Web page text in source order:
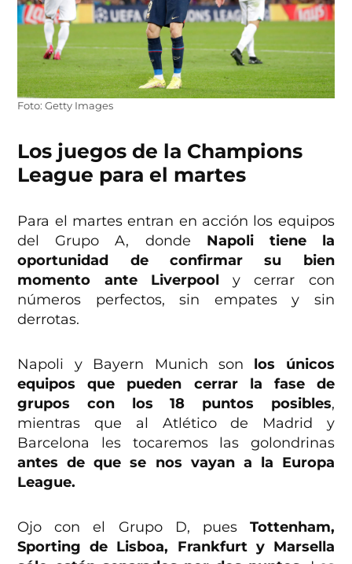
Foto: Getty Images
Los juegos de la Champions
League para el martes
Para el martes entran en acción los equipos
del Grupo A, donde Napoli tiene la
oportunidad de confirmar su bien
momento ante Liverpooly cerrar con
números perfectos, sin empates y sin
derrotas.
Napoli y Bayern Munich son los únicos
equipos que pueden cerrar la fase de
grupos con los 18 puntos posibles,
mientras que al Atlético de Madrid y
Barcelona les tocaremos las golondrinas
antes de que se nos vayan a la Europa
League.
Ojo con el Grupo D, pues Tottenham,
Sporting de Lisboa, Frankfurt y Marsella